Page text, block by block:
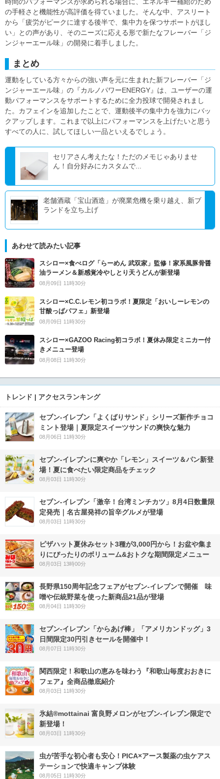
の手軽さと機能性が高評価を得ていました。そんな中、アスリート
から「疲労がピークに達する後半で、集中力を保つサポートがほし
い」との声があり、そのニーズに応える形で新たなフレーバー「ジ
ンジャーエール味」の開発に着手しました。
まとめ
運動をしている方々からの強い声を元に生まれた新フレーバー「ジ
ンジャーエール味」の『カルノパワーENERGY』は、ユーザーの運
動パフォーマンスをサポートするために全力投球で開発されまし
た。カフェインを追加したことで、運動後半の集中力を強力にバッ
クアップします。これまで以上にパフォーマンスを上げたいと思う
すべての人に、試してほしい一品といえるでしょう。
セリアさん考えたな！ただのメモじゃありませ
ん！自分好みにカスタムで...
老舗酒蔵「宝山酒造」が廃業危機を乗り越え、新ブ
ランドを立ち上げ
あわせて読みたい記事
スシロー×食べログ「らーめん 武双家」監修！家系風豚骨醤
油ラーメン＆新感覚冷やしとり天うどんが新登場
08月09日 11時30分
スシロー×C.C.レモン初コラボ！夏限定「おいしーレモンの
甘酸っぱパフェ」新登場
08月09日 11時30分
スシロー×GAZOO Racing初コラボ！夏休み限定ミニカー付
きメニュー登場
08月08日 11時30分
トレンド | アクセスランキング
セブン‐イレブン「よくばりサンド」シリーズ新作チョコ
ミント登場｜夏限定スイーツサンドの爽快な魅力
08月06日 11時30分
セブン‐イレブンに爽やか「レモン」スイーツ＆パン新登
場！夏に食べたい限定商品をチェック
08月03日 11時30分
セブン-イレブン「激辛！台湾ミンチカツ」8月4日数量限
定発売｜名古屋発祥の旨辛グルメが登場
08月03日 11時30分
ピザハット夏休みセット3種が3,000円から！お盆や集ま
りにぴったりのボリューム&おトクな期間限定メニュー
08月03日 13時00分
長野県150周年記念フェアがセブン-イレブンで開催 味
噌や伝統野菜を使った新商品21品が登場
08月04日 11時30分
セブン‐イレブン「からあげ棒」「アメリカンドッグ」3
日間限定30円引きセールを開催中！
08月07日 11時30分
関西限定！和歌山の恵みを味わう『和歌山毎度おおきに
フェア』全商品徹底紹介
08月03日 11時30分
氷結®mottainai 富良野メロンがセブン‐イレブン限定で
新登場！
08月03日 11時30分
虫が苦手な初心者も安心！PICA×アース製薬の虫ケアス
テーションで快適キャンプ体験
08月05日 11時30分